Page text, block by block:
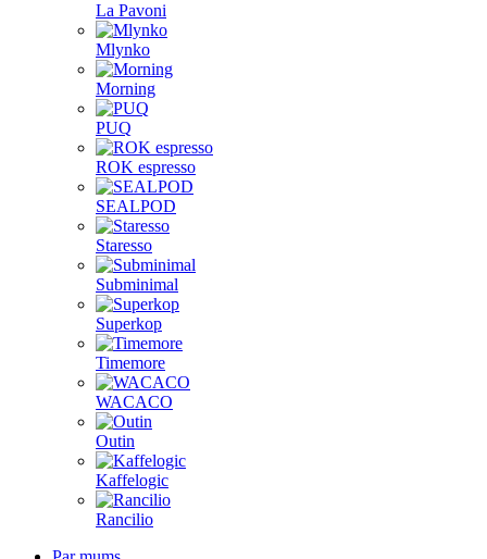
La Pavoni
Mlynko
Morning
PUQ
ROK espresso
SEALPOD
Staresso
Subminimal
Superkop
Timemore
WACACO
Outin
Kaffelogic
Rancilio